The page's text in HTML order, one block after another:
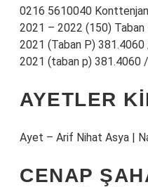
0216 5610040
2021 – 2022 (150) Taban
2021 (Taban P)
2021 (taban p) 381.4060
AYETLER
Ayet – Arif Nihat Asya |
CENAP